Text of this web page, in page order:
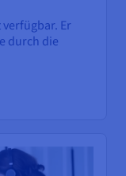
Er
durch die